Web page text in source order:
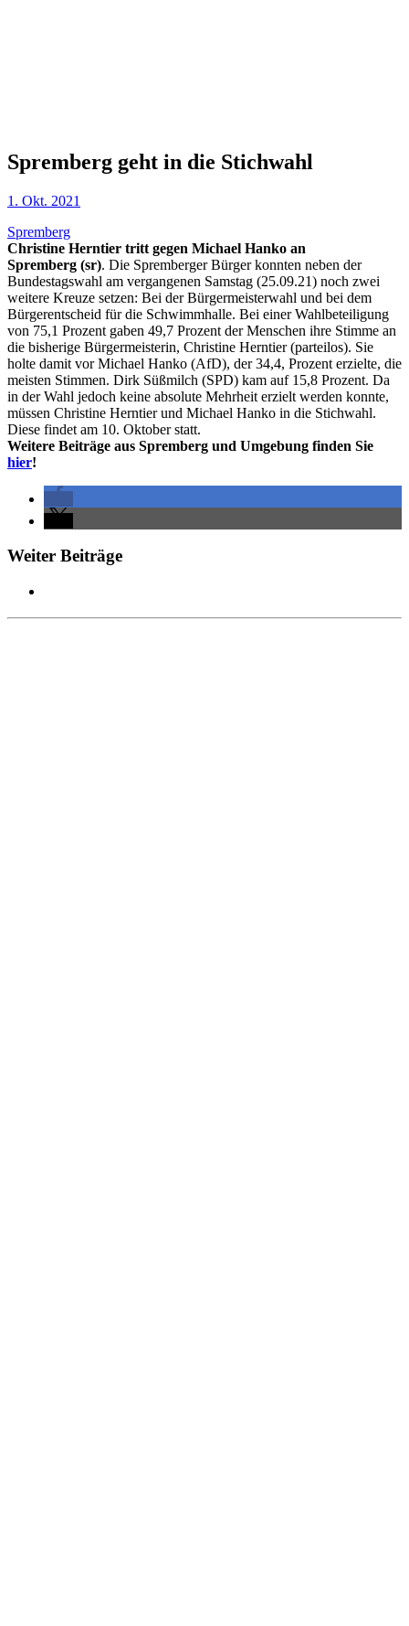
Spremberg geht in die Stichwahl
1. Okt. 2021
Spremberg
Christine Herntier tritt gegen Michael Hanko an
Spremberg (sr). Die Spremberger Bürger konnten neben der
Bundestagswahl am vergangenen Samstag (25.09.21) noch zwei
weitere Kreuze setzen: Bei der Bürgermeisterwahl und bei dem
Bürgerentscheid für die Schwimmhalle. Bei einer Wahlbeteiligung
von 75,1 Prozent gaben 49,7 Prozent der Menschen ihre Stimme an
die bisherige Bürgermeisterin, Christine Herntier (parteilos). Sie
holte damit vor Michael Hanko (AfD), der 34,4, Prozent erzielte, die
meisten Stimmen. Dirk Süßmilch (SPD) kam auf 15,8 Prozent. Da
in der Wahl jedoch keine absolute Mehrheit erzielt werden konnte,
müssen Christine Herntier und Michael Hanko in die Stichwahl.
Diese findet am 10. Oktober statt.
Weitere Beiträge aus Spremberg und Umgebung finden Sie
hier!
Weiter Beiträge